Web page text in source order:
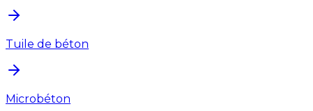
Tuile de béton
Microbéton